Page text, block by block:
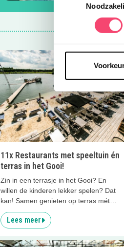
11x Restaurants met speeltuin én
terras in het Gooi!
Zin in een terrasje in het Gooi? En
willen de kinderen lekker spelen? Dat
kan! Samen genieten op terras mét
speeltuin. Want wat is er lekkerder dan
buiten zijn.... zeker met een hapje eten
kinderen fijn spelen in de speeltuin! Ik
Lees meer